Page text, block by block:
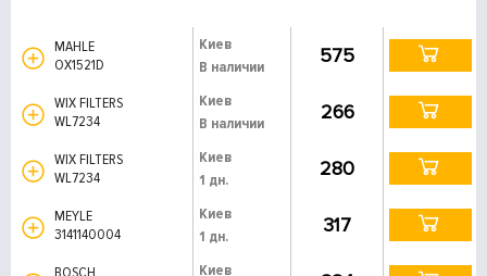
MAHLE
OX1521D
Киев
В наличии
575
WIX FILTERS
WL7234
Киев
В наличии
266
WIX FILTERS
WL7234
Киев
1 дн.
280
MEYLE
3141140004
Киев
1 дн.
317
Киев